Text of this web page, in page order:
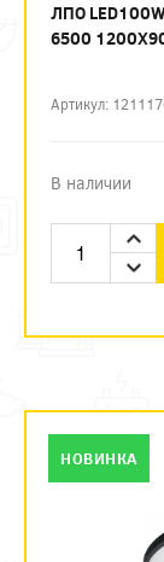
ЛПО
6500
Артикул:
В наличии
НОВИНКА